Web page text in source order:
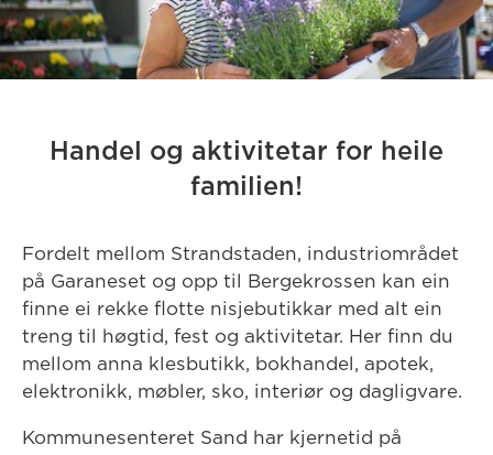
Handel og aktivitetar for heile
familien!
Fordelt mellom Strandstaden, industriområdet
på Garaneset og opp til Bergekrossen kan ein
finne ei rekke flotte nisjebutikkar med alt ein
treng til høgtid, fest og aktivitetar. Her finn du
mellom anna klesbutikk, bokhandel, apotek,
elektronikk, møbler, sko, interiør og dagligvare.
Kommunesenteret Sand har kjernetid på